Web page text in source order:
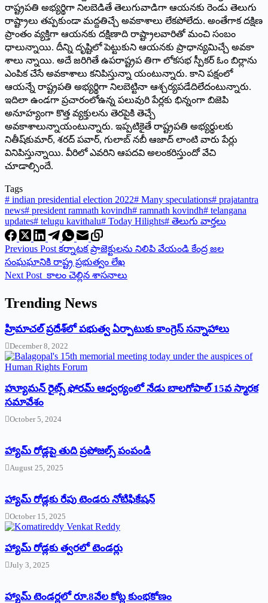
రాష్ట్రపతి అభ్యర్థిగా నిలబెడితే తెలుగువాడిగా ఆయనకు రెండు తెలుగు
రాష్ట్రాలు తప్పకుండా మద్దతిచ్చే అవకాశాలు లేకపోలేదు. అంతేగాక దక్షిణ
ప్రాంతం వ్యక్తిగా ఆయనకు దక్షిణాది రాష్ట్రాలవారితో మంచి సంబం
ధాలున్నాయి. దీన్ని దృష్టిలో పెట్టుకుని ఆయనకు ప్రాధాన్యమిచ్చే అవకా
శాలు న్నాయి. అదే జరిగితే ఉపరాష్ట్రప తిగా లోకసభ స్పీకర్‌ ఓం ‌బిర్లాను
ఎంపిక చేసే అవకాశాలు కనిపిస్తున్నా యంటున్నారు. కాని పక్షంలో
ఆయన్నే రాష్ట్రపతి అభ్యర్థిగా నిలబెట్టినా ఆశ్చర్యపడేదిలేదంటున్నారు.
ఇదిలా ఉండగా ప్రచారంలోఉన్న పలువురి పేర్లకు భిన్నంగా బిజెపి
అనూహ్యంగా కొత్త వ్యక్తులను తెరపైకి తెచ్చే
అవకాశాలున్నాయంటున్నారు. ఇప్పటికైతే రాష్ట్రపతి అభ్యర్థులకు
నితీష్‌కుమార్‌, ‌శరద్‌ ‌పవార్‌, ‌గులాబ్‌ ‌నబీ ఆజాద్‌ ‌లాంటి వారు పేర్లు
వినిపిస్తున్నాయి. వీరిలో ఎవరిని ఆపదవి అలంకరిస్తుందో వేచి
చూడాల్సిందే.
Tags
# indian presidential election 2022# Many speculations# prajatantra
news# president ramnath kovindh# ramnath kovindh# telangana
updates# telugu kavithalu# Today Hilights# తెలుగు వార్తలు
Previous Post కర్నాటక ప్రాజెక్టులను నిలిపి వేయండి కేంద్ర జల
సంఘఘానికి రాష్ట్ర ప్రభుత్వం లేఖ
Next Post ‌కాలం చెల్లిన శాసనాలు
Trending News
‌హ్రిమాచల్‌ ‌ప్రదేశ్‌లో పభుత్వ ఏర్పాటుకు కాంగ్రెస్‌ ‌సన్నాహాలు
December 8, 2022
హ్యూమన్‌ రైట్స్‌ ఫోరమ్‌ ఆధ్వర్యంలో నేడు బాలగోపాల్‌ 15వ స్మారక
సమావేశం
October 5, 2024
హ్యామ్‌ రోడ్లపై తుది ప్రపోజల్స్‌ పంపండి
August 25, 2025
హ్యామ్‌ రోడ్లకు రేపు టెండరు నోటిఫికేషన్‌
October 15, 2025
హ్యామ్‌ రోడ్లకు త్వరలో టెండర్లు
July 3, 2025
హ్యామ్‌ ‌టెండర్లలో రూ.8వేల కోట్ల కుంభకోణం